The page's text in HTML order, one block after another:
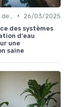
•
26/03/2025
des systèmes
d'eau
une
saine